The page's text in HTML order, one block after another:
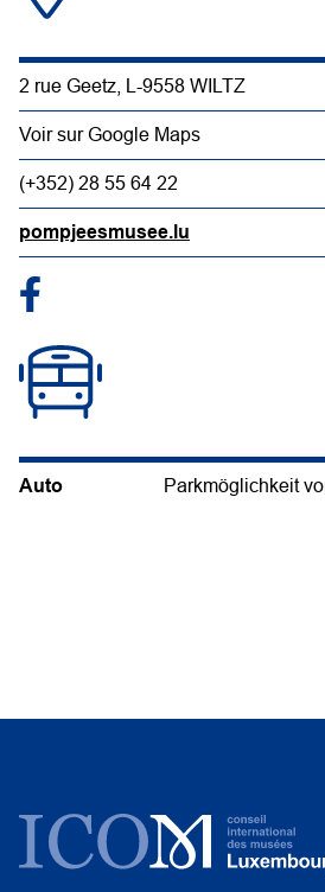
2 rue Geetz, L-9558 WILTZ
Voir sur Google Maps
(+352) 28 55 64 22
pompjeesmusee.lu
Auto Parkmöglichkeit